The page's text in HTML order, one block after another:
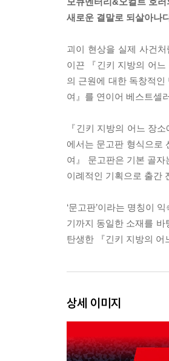
새로운 결말로 되살아나
괴이 현상을 실제 사건
이끈 『긴키 지방의 어
의 근원에 대한 독창적
여』를 연이어 베스트셀
『긴키 지방의 어느 장
에서는 문고판 형식으로
여』 문고판은 기본 골
이례적인 기획으로 출간
‘문고판’이라는 명칭이
기까지 동일한 소재를
탄생한 『긴키 지방의
상세 이미지